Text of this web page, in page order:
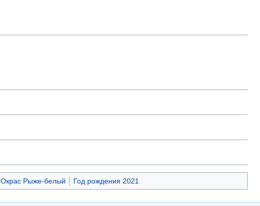
Окрас Рыже-белый Год рождения 2021